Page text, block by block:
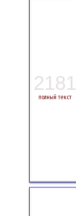
2181
полный текст